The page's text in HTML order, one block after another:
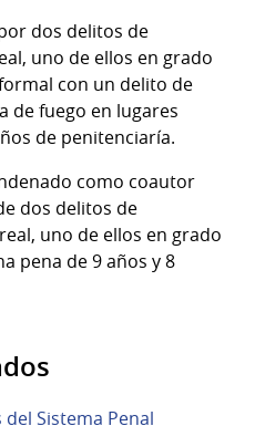
dos delitos de
uno de ellos en grado
con un delito de
de fuego en lugares
de penitenciaría.
como coautor
dos delitos de
uno de ellos en grado
pena de 9 años y 8
Sistema Penal